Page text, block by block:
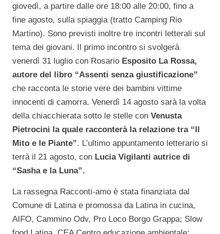
giovedì, a partire dalle ore 18:00 alle 20:00, fino a
fine agosto, sulla spiaggia (tratto Camping Rio
Martino). Sono previsti inoltre tre incontri letterali sul
tema dei giovani. Il primo incontro si svolgerà
venerdì 31 luglio con Rosario Esposito La Rossa,
autore del libro “Assenti senza giustificazione”
che racconta le storie vere dei bambini vittime
innocenti di camorra. Venerdì 14 agosto sarà la volta
della chiacchierata sotto le stelle con Venusta
Pietrocini la quale racconterà la relazione tra “Il
Mito e le Piante”. L’ultimo appuntamento letterario si
terrà il 21 agosto, con Lucia Vigilanti autrice di
“Sasha e la Luna”.
La rassegna Racconti-amo è stata finanziata dal
Comune di Latina e promossa da Latina in cucina,
AIFO, Cammino Odv, Pro Loco Borgo Grappa; Slow